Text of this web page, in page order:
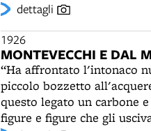
dettagli
1926
MONTEVECCHI E DAL
“Ha affrontato l'intonaco
piccolo bozzetto
questo legato un carbone
figure e figure che gli